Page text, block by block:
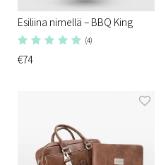
Esiliina nimellä – BBQ King
(4)
€74